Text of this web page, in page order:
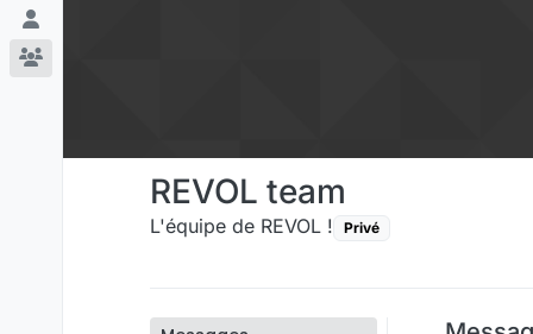
REVOL team
L'équipe de REVOL ! Privé